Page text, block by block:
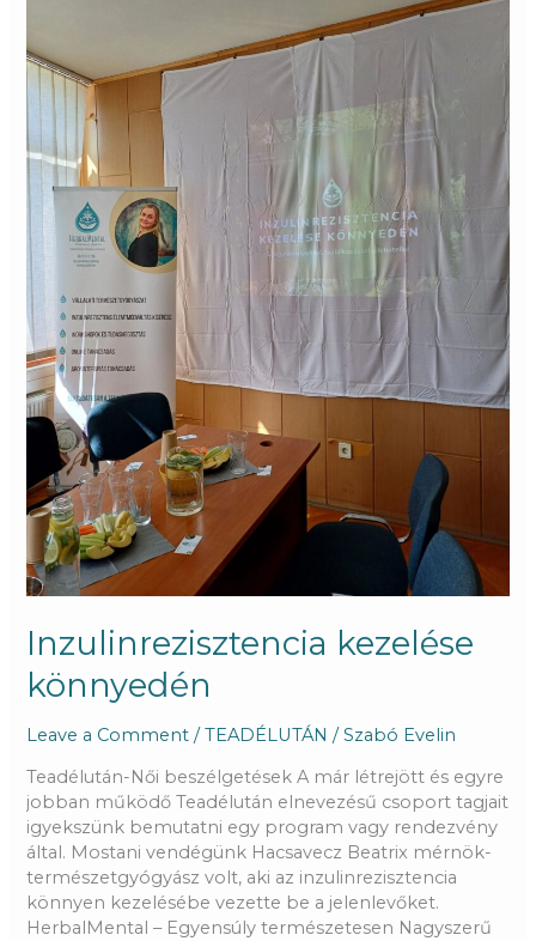
Inzulinrezisztencia kezelése
könnyedén
Leave a Comment /TEADÉLUTÁN /Szabó Evelin
Teadélután-Női beszélgetések A már létrejött és egyre
jobban működő Teadélután elnevezésű csoport tagjait
igyekszünk bemutatni egy program vagy rendezvény
által. Mostani vendégünk Hacsavecz Beatrix mérnök-
természetgyógyász volt, aki az inzulinrezisztencia
könnyen kezelésébe vezette be a jelenlevőket.
HerbalMental – Egyensúly természetesen Nagyszerű